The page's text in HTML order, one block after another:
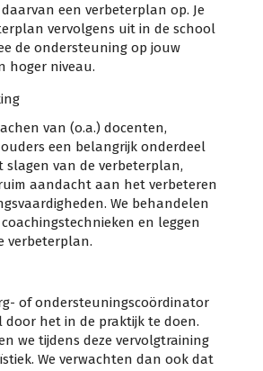
een verbeterplan op. Je
vervolgens uit in de school
de ondersteuning op jouw
hoger niveau.
van (o.a.) docenten,
een belangrijk onderdeel
slagen van de verbeterplan,
aandacht aan het verbeteren
We behandelen
en leggen
verbeterplan.
of ondersteuningscoördinator
door het in de praktijk te doen.
we tijdens deze vervolgtraining
We verwachten dan ook dat